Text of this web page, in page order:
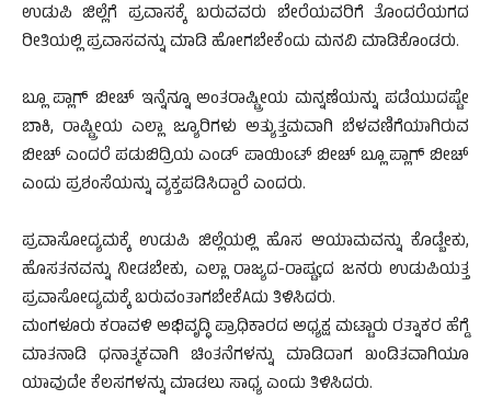
ಉಡುಪಿ ಜಿಲ್ಲೆಗೆ ಪ್ರವಾಸಕ್ಕೆ ಬರುವವರು ಬೇರೆಯವರಿಗೆ ತೊಂದರೆಯಗದ
ರೀತಿಯಲ್ಲಿ ಪ್ರವಾಸವನ್ನು ಮಾಡಿ ಹೋಗಬೇಕೆಂದು ಮನವಿ ಮಾಡಿಕೊಂಡರು.
ಬ್ಲೂ ಪ್ಲಾಗ್ ಬೀಚ್ ಇನ್ನೆನ್ನೂ ಅಂತರಾಷ್ಟ್ರೀಯ ಮನ್ನಣೆಯನ್ನು ಪಡೆಯುದಷ್ಟೇ
ಬಾಕಿ, ರಾಷ್ಟ್ರೀಯ ಎಲ್ಲಾ ಜ್ಯೂರಿಗಳು ಅತ್ಯುತ್ತಮವಾಗಿ ಬೆಳವಣಿಗೆಯಾಗಿರುವ
ಬೀಚ್ ಎಂದರೆ ಪಡುಬಿದ್ರಿಯ ಎಂಡ್ ಪಾಯಿಂಟ್ ಬೀಚ್ ಬ್ಲೂ ಪ್ಲಾಗ್ ಬೀಚ್
ಎಂದು ಪ್ರಶಂಸೆಯನ್ನು ವ್ಯಕ್ತಪಡಿಸಿದ್ದಾರೆ ಎಂದರು.
ಪ್ರವಾಸೋದ್ಯಮಕ್ಕೆ ಉಡುಪಿ ಜಿಲ್ಲೆಯಲ್ಲಿ ಹೊಸ ಆಯಾಮವನ್ನು ಕೊಡ್ಬೇಕು,
ಹೊಸತನವನ್ನು ನೀಡಬೇಕು, ಎಲ್ಲಾ ರಾಜ್ಯದ-ರಾಷ್ಟçದ ಜನರು ಉಡುಪಿಯತ್ತ
ಪ್ರವಾಸೋದ್ಯಮಕ್ಕೆ ಬರುವಂತಾಗಬೇಕೆAದು ತಿಳಿಸಿದರು.
ಮಂಗಳೂರು ಕರಾವಳಿ ಅಭಿವೃದ್ಧಿ ಪ್ರಾಧಿಕಾರದ ಅಧ್ಯಕ್ಷ ಮಟ್ಟಾರು ರತ್ನಾಕರ ಹೆಗ್ಡೆ
ಮಾತನಾಡಿ ಧನಾತ್ಮಕವಾಗಿ ಚಿಂತನೆಗಳನ್ನು ಮಾಡಿದಾಗ ಖಂಡಿತವಾಗಿಯೂ
ಯಾವುದೇ ಕೆಲಸಗಳನ್ನು ಮಾಡಲು ಸಾಧ್ಯ ಎಂದು ತಿಳಿಸಿದರು.